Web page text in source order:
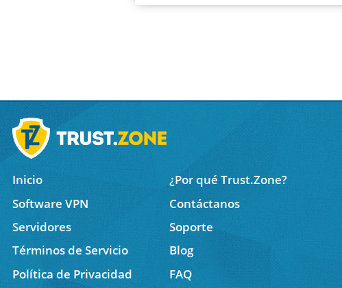
Inicio
¿Por qué Trust.Zone?
Software VPN
Contáctanos
Servidores
Soporte
Términos de Servicio
Blog
Política de Privacidad
FAQ